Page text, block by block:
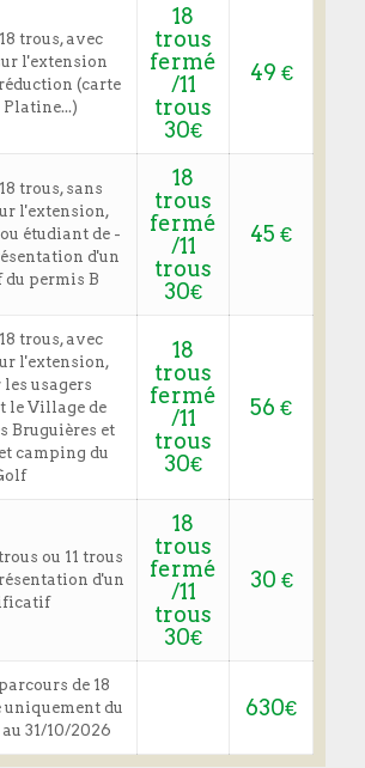
trous, avec
l'extension
(carte
18
trous
fermé
/11
trous
30€
49 €
trous, sans
l'extension,
étudiant de -
d'un
permis B
18
trous
fermé
/11
trous
30€
45 €
trous, avec
l'extension,
usagers
le Village de
Bruguières et
camping du
18
trous
fermé
/11
trous
30€
56 €
ou 11 trous
d'un
18
trous
fermé
/11
trous
30€
30 €
de 18
du
31/10/2026
630€